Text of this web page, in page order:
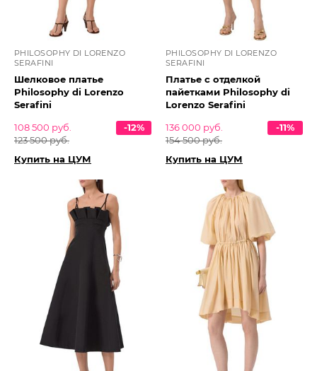
PHILOSOPHY DI LORENZO
SERAFINI
Шелковое платье
Philosophy di Lorenzo
Serafini
108 500 руб.
123 500 руб.
-12%
Купить на ЦУМ
PHILOSOPHY DI LORENZO
SERAFINI
Платье с отделкой
пайетками Philosophy di
Lorenzo Serafini
136 000 руб.
154 500 руб.
-11%
Купить на ЦУМ